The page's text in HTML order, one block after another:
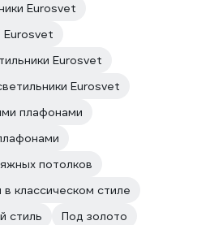
Eurosvet
Eurosvet
Eurosvet
Eurosvet
плафонами
потолков
классическом стиле
стиль Под золото